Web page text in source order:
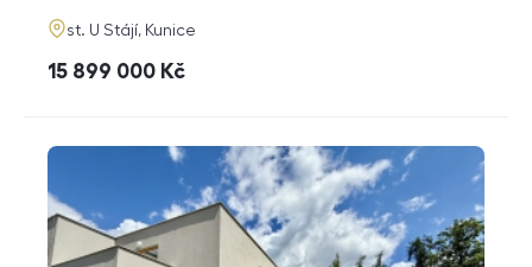
adresa
st. U Stájí, Kunice
cena
15 899 000 Kč